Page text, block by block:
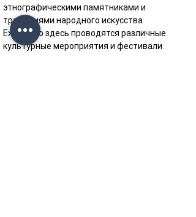
этнографическими памятниками и
традициями народного искусства.
Ежегодно здесь проводятся различные
культурные мероприятия и фестивали.